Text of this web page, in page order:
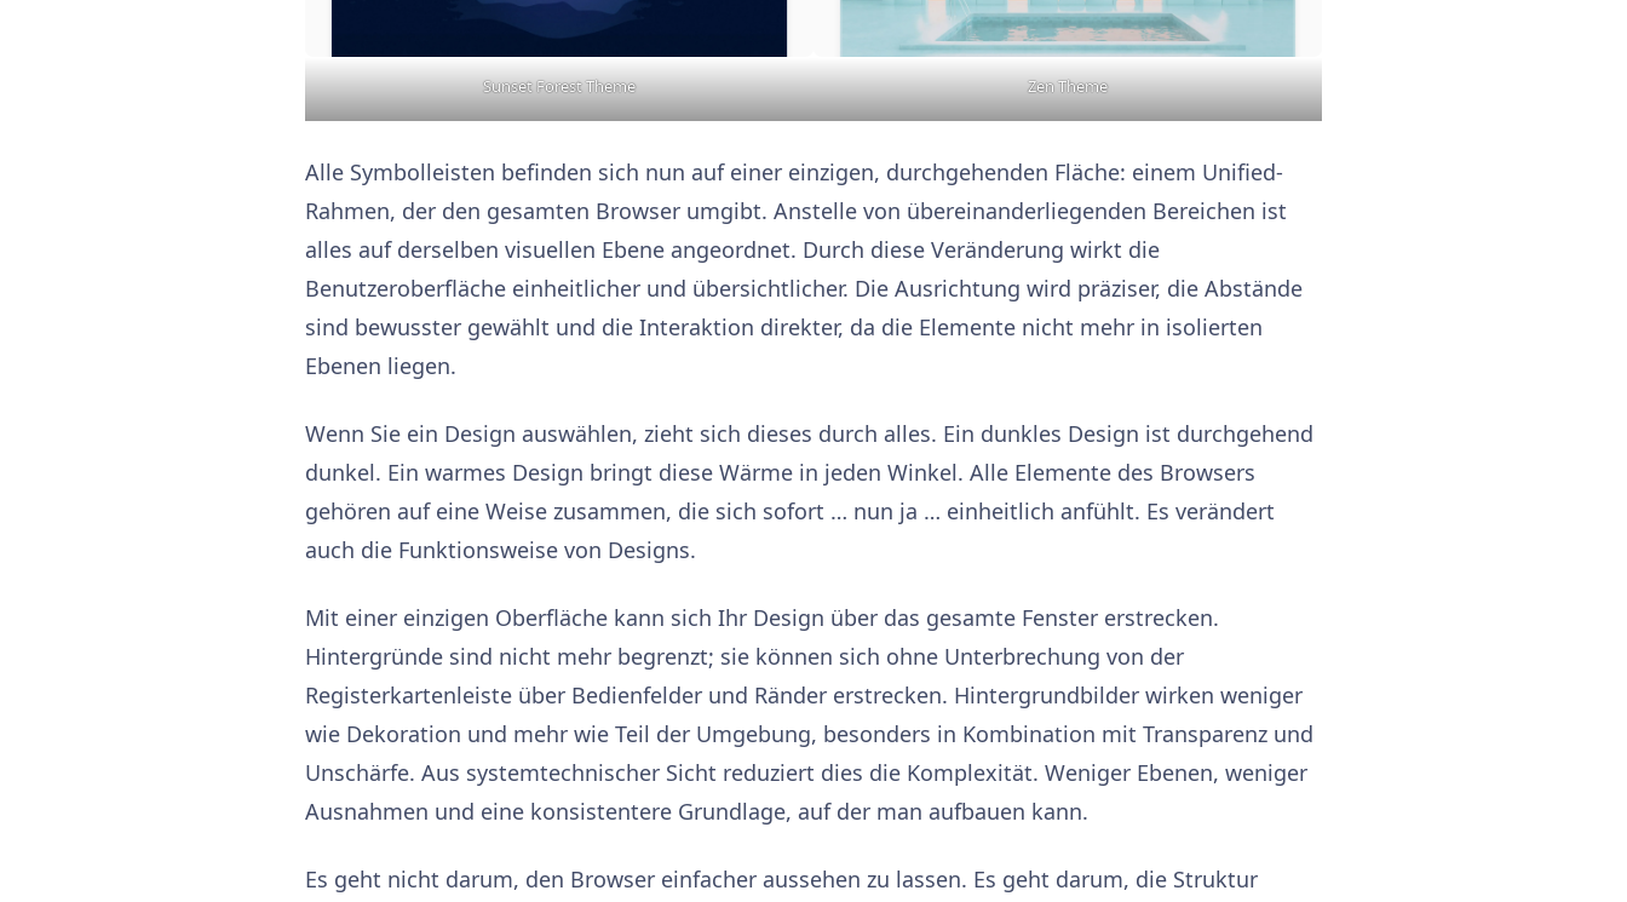
Sunset Forest Theme Zen Theme
Alle Symbolleisten befinden sich nun auf einer einzigen, durchgehenden Fläche: einem Unified-
Rahmen, der den gesamten Browser umgibt. Anstelle von übereinanderliegenden Bereichen ist
alles auf derselben visuellen Ebene angeordnet. Durch diese Veränderung wirkt die
Benutzeroberfläche einheitlicher und übersichtlicher. Die Ausrichtung wird präziser, die Abstände
sind bewusster gewählt und die Interaktion direkter, da die Elemente nicht mehr in isolierten
Ebenen liegen.
Wenn Sie ein Design auswählen, zieht sich dieses durch alles. Ein dunkles Design ist durchgehend
dunkel. Ein warmes Design bringt diese Wärme in jeden Winkel. Alle Elemente des Browsers
gehören auf eine Weise zusammen, die sich sofort … nun ja … einheitlich anfühlt. Es verändert
auch die Funktionsweise von Designs.
Mit einer einzigen Oberfläche kann sich Ihr Design über das gesamte Fenster erstrecken.
Hintergründe sind nicht mehr begrenzt; sie können sich ohne Unterbrechung von der
Registerkartenleiste über Bedienfelder und Ränder erstrecken. Hintergrundbilder wirken weniger
wie Dekoration und mehr wie Teil der Umgebung, besonders in Kombination mit Transparenz und
Unschärfe. Aus systemtechnischer Sicht reduziert dies die Komplexität. Weniger Ebenen, weniger
Ausnahmen und eine konsistentere Grundlage, auf der man aufbauen kann.
Es geht nicht darum, den Browser einfacher aussehen zu lassen. Es geht darum, die Struktur